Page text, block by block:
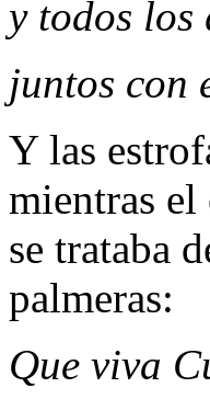
y todos los
juntos con
Y las
mientras
se trataba
palmeras:
Que viva